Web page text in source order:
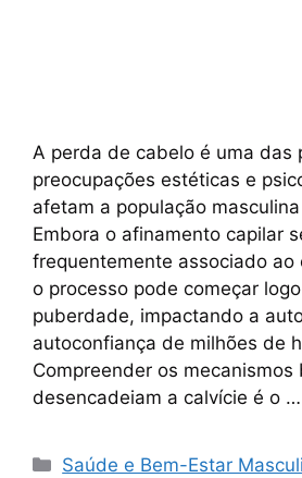
A perda de cabelo é uma das
preocupações estéticas e
afetam a população
Embora o afinamento capilar
frequentemente associado ao
o processo pode começar
puberdade, impactando a
autoconfiança de milhões de
Compreender os mecanismos
desencadeiam a calvície é o …
Categorias
Saúde e Bem-Estar